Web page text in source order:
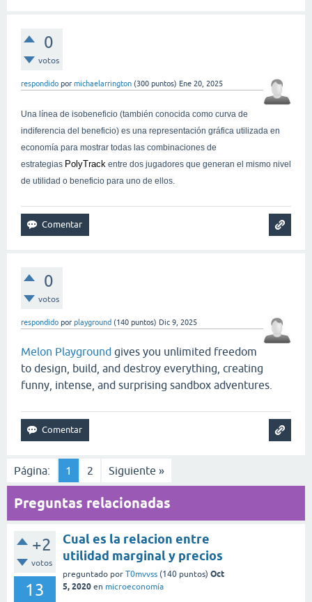
0
votos
respondido por michaelarrington (300 puntos) Ene 20, 2025
Una línea de isobeneficio (también conocida como curva de
indiferencia del beneficio) es una representación gráfica utilizada en
economía para mostrar todas las combinaciones de
estrategias PolyTrack entre dos jugadores que generan el mismo nivel
de utilidad o beneficio para uno de ellos.
0
votos
respondido por playground (140 puntos) Dic 9, 2025
Melon Playground gives you unlimited freedom
to design, build, and destroy everything, creating
funny, intense, and surprising sandbox adventures.
Página: 1 2 Siguiente »
Preguntas relacionadas
+2
votos
13
Cual es la relacion entre
utilidad marginal y precios
preguntado por T0mvvss (140 puntos) Oct
5, 2020 en microeconomía